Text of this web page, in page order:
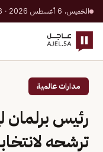
الخميس، 6 أغسطس 2026 · 23 صفر 1448 هـ
مدارات عالمية
رئيس برلمان
ترشحه